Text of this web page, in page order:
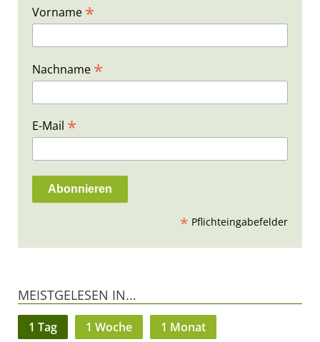
Vorname *
Nachname *
E-Mail *
* Pflichteingabefelder
MEISTGELESEN IN...
1 Tag 1 Woche 1 Monat